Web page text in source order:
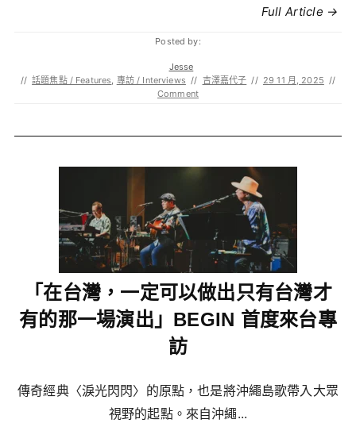
Full Article →
Posted by:
Jesse
// 話題焦點 / Features, 專訪 / Interviews // 吉澤嘉代子 // 29 11 月, 2025 //
Comment
「在台灣，一定可以做出只有台灣才
有的那一場演出」BEGIN 首度來台專
訪
傳奇經典〈淚光閃閃〉的原點，也是將沖繩島歌帶入大眾
視野的起點。來自沖繩...